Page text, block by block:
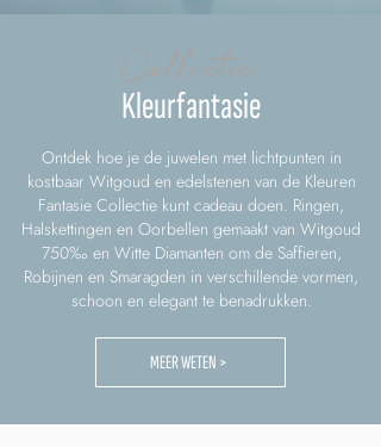
Kleurfantasie
Ontdek hoe je de juwelen met lichtpunten in
kostbaar Witgoud en edelstenen van de Kleuren
Fantasie Collectie kunt cadeau doen. Ringen,
Halskettingen en Oorbellen gemaakt van Witgoud
750‰ en Witte Diamanten om de Saffieren,
Robijnen en Smaragden in verschillende vormen,
schoon en elegant te benadrukken.
MEER WETEN >